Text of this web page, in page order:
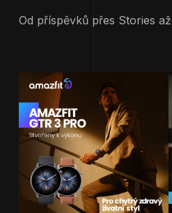
Od příspěvků přes Stories